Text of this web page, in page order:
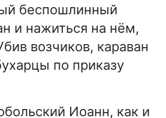
беспошлинный
и нажиться на нём,
возчиков, караван
по приказу
Иоанн, как и